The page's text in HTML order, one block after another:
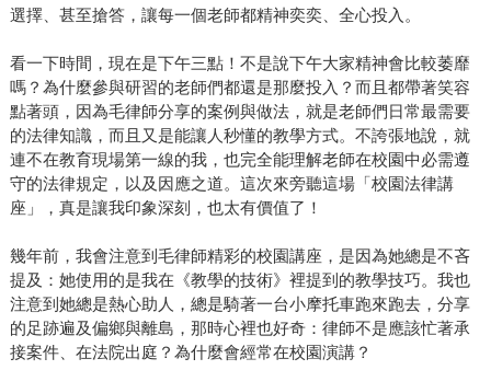
選擇、甚至搶答，讓每一個老師都精神奕奕、全心投入。
看一下時間，現在是下午三點！不是說下午大家精神會比較萎靡
嗎？為什麼參與研習的老師們都還是那麼投入？而且都帶著笑容
點著頭，因為毛律師分享的案例與做法，就是老師們日常最需要
的法律知識，而且又是能讓人秒懂的教學方式。不誇張地說，就
連不在教育現場第一線的我，也完全能理解老師在校園中必需遵
守的法律規定，以及因應之道。這次來旁聽這場「校園法律講
座」，真是讓我印象深刻，也太有價值了！
幾年前，我會注意到毛律師精彩的校園講座，是因為她總是不吝
提及：她使用的是我在《教學的技術》裡提到的教學技巧。我也
注意到她總是熱心助人，總是騎著一台小摩托車跑來跑去，分享
的足跡遍及偏鄉與離島，那時心裡也好奇：律師不是應該忙著承
接案件、在法院出庭？為什麼會經常在校園演講？